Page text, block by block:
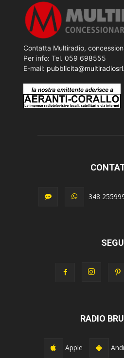
Contatta Multiradio,
Per info: Tel. 059 698555
E-mail:
348
RADIO
Apple